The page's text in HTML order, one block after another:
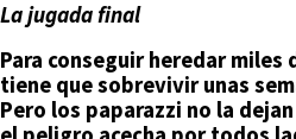
La jugada final
Para conseguir heredar miles
tiene que sobrevivir unas
Pero los paparazzi no la